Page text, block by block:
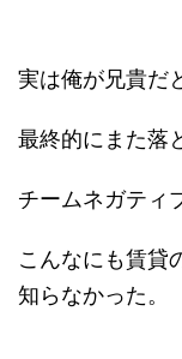
実は俺が兄貴だ
最終的にまた落
チームネガティ
こんなにも賃貸
知らなかった。